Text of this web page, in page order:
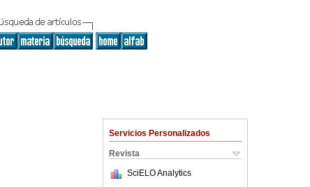
Servicios Personalizados
Revista
SciELO Analytics